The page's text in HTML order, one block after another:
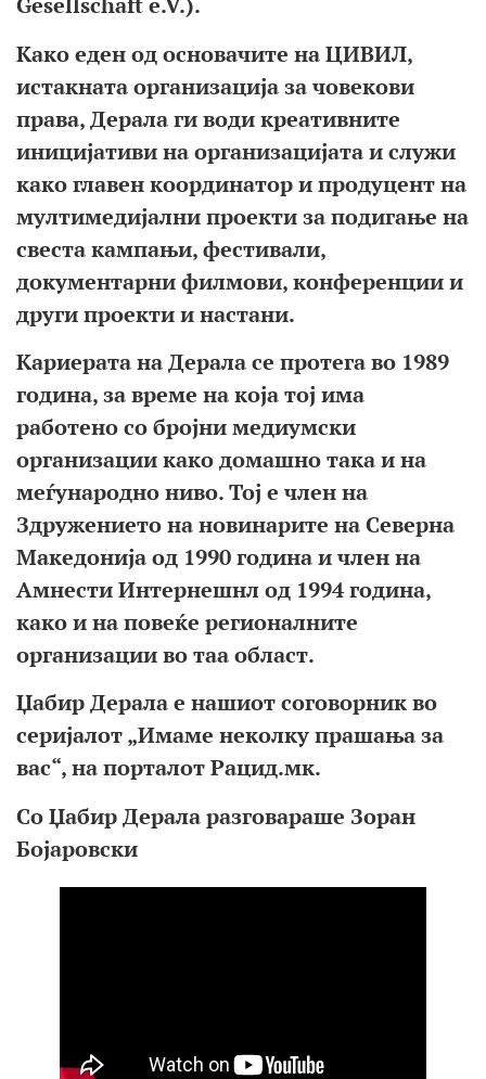
Како еден од основачите на ЦИВИЛ,
истакната организација за човекови
права, Дерала ги води креативните
иницијативи на организацијата и служи
како главен координатор и продуцент на
мултимедијални проекти за подигање на
свеста кампањи, фестивали,
документарни филмови, конференции и
други проекти и настани.
Кариерата на Дерала се протега во 1989
година, за време на која тој има
работено со бројни медиумски
организации како домашно така и на
меѓународно ниво. Тој е член на
Здружението на новинарите на Северна
Македонија од 1990 година и член на
Амнести Интернешнл од 1994 година,
како и на повеќе регионалните
организации во таа област.
Џабир Дерала е нашиот соговорник во
серијалот„Имаме неколку прашањаза
вас“,на порталотРацид.мк.
Со Џабир Дерала разговараше Зоран
Бојаровски